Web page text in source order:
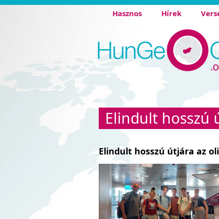
Hasznos Hírek
Elindult hosszú
Elindult hosszú útjára az